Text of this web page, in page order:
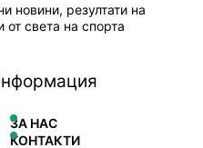
новини, резултати на
света на спорта
ЗА НАС
КОНТАКТИ